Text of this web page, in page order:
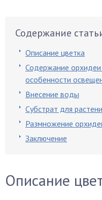
Содержание
Описание цветка
Содержание
особенности
Внесение воды
Субстрат для
Размножение
Заключение
Описание